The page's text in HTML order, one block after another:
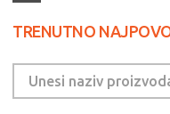
TRENUTNO